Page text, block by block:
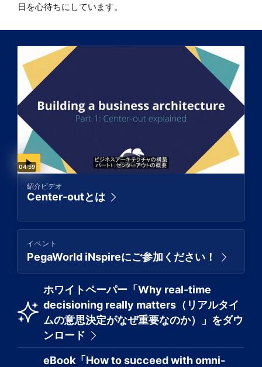
日を心待ちにしています。
Video duration:
04:59
紹介ビデオ
Center-outとは
イベント
PegaWorld iNspireにご参加ください！
ホワイトペーパー「Why real-time
decisioning really matters（リアルタイ
ムの意思決定がなぜ重要なのか）」をダウ
ンロード
eBook「How to succeed with omni-